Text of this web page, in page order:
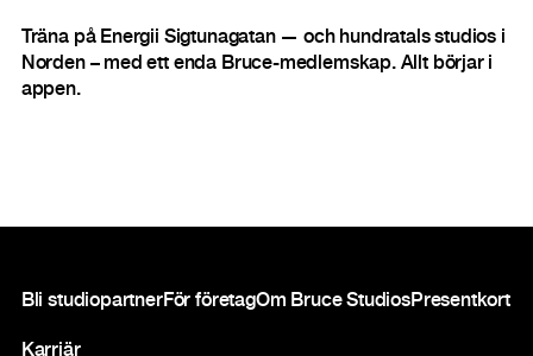
Träna på Energii Sigtunagatan — och hundratals studios i
Norden – med ett enda Bruce-medlemskap. Allt börjar i
appen.
Bli studiopartnerFör företagOm Bruce StudiosPresentkort